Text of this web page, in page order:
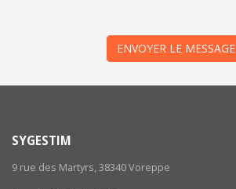
ENVOYER LE MESSAGE
SYGESTIM
9 rue des Martyrs, 38340 Voreppe